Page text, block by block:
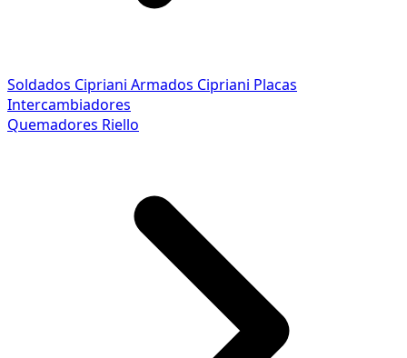
Soldados Cipriani Armados Cipriani Placas
Intercambiadores
Quemadores Riello